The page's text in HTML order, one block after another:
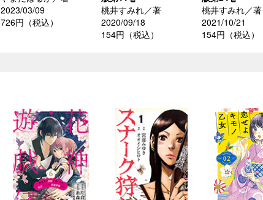
2023/03/09
726円（税込）
桃井すみれ／著
2020/09/18
154円（税込）
桃井すみれ／著
2021/10/21
154円（税込）